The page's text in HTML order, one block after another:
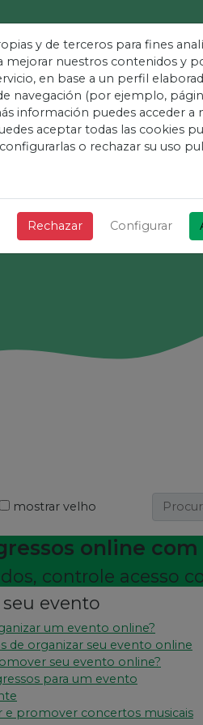
Mais
mostrar velho
online
controle acesso
evento
um evento online?
de organizar seu evento online
seu evento online?
para um evento
e promover concertos musicais
y de terceros para fines
mejorar nuestros contenidos y
en base a un perfil
navegación (por ejemplo,
información puedes acceder a
aceptar todas las cookies
o rechazar su uso
Rechazar Configurar